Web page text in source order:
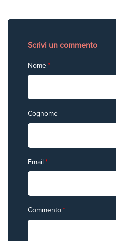
Scrivi un commento
Nome*
Cognome
Email *
Commento*